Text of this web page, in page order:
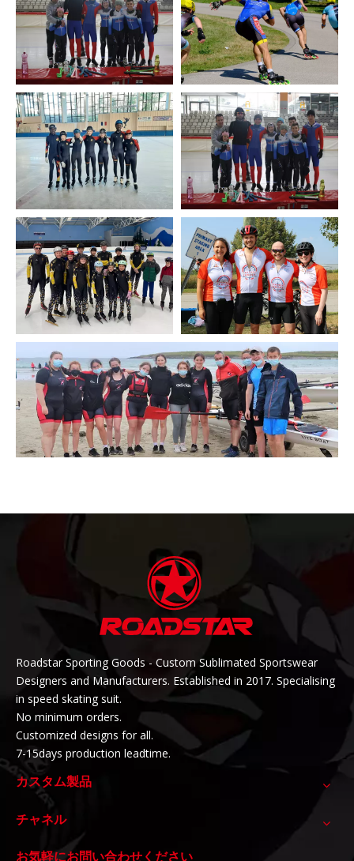
Roadstar Sporting Goods - Custom Sublimated Sportswear
Designers and Manufacturers. Established in 2017. Specialising
in speed skating suit.
No minimum orders.
Customized designs for all.
7-15days production leadtime.
カスタム製品
チャネル
お気軽にお問い合わせください